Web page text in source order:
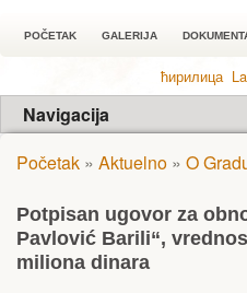
POČETAK GALERIJA
ћирилица
Navigacija
Početak » Aktuelno » O
Potpisan ugovor za
Pavlović Barili“,
miliona dinara